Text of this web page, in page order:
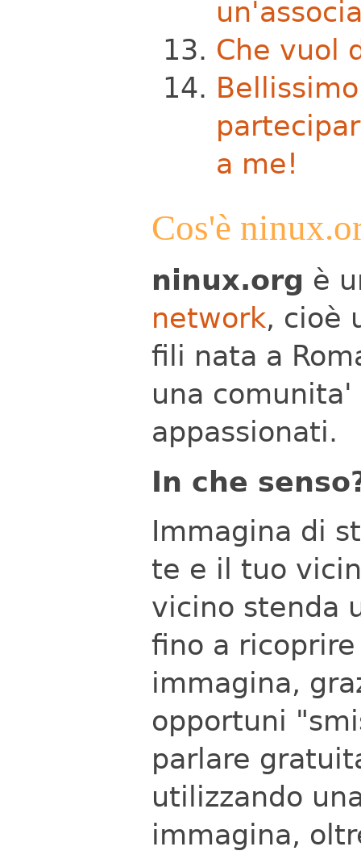
Che vuol
a me!
Cos'è
ninux.org è
network, cioè
fili nata a
una
appassionati.
In che
Immagina di
te e il tuo
vicino stenda
fino a
immagina,
opportuni
parlare
utilizzando
immagina,